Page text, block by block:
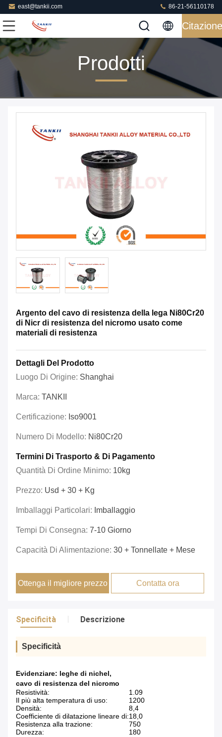
east@tankii.com 86-21-56110178
Citazione
Prodotti
Argento del cavo di resistenza della lega Ni80Cr20
di Nicr di resistenza del nicromo usato come
materiali di resistenza
Dettagli Del Prodotto
Luogo Di Origine: Shanghai
Marca: TANKII
Certificazione: Iso9001
Numero Di Modello: Ni80Cr20
Termini Di Trasporto & Di Pagamento
Quantità Di Ordine Minimo: 10kg
Prezzo: Usd + 30 + Kg
Imballaggi Particolari: Imballaggio
Tempi Di Consegna: 7-10 Giorno
Capacità Di Alimentazione: 30 + Tonnellate + Mese
Ottenga il migliore prezzo Contatta ora
Specificità Descrizione
Specificità
Evidenziare: leghe di nichel,
cavo di resistenza del nicromo
Resistività:
1.09
Il più alta temperatura di uso:
1200
Densità:
8,4
Coefficiente di dilatazione lineare di:18,0
Resistenza alla trazione:
750
Durezza:
180